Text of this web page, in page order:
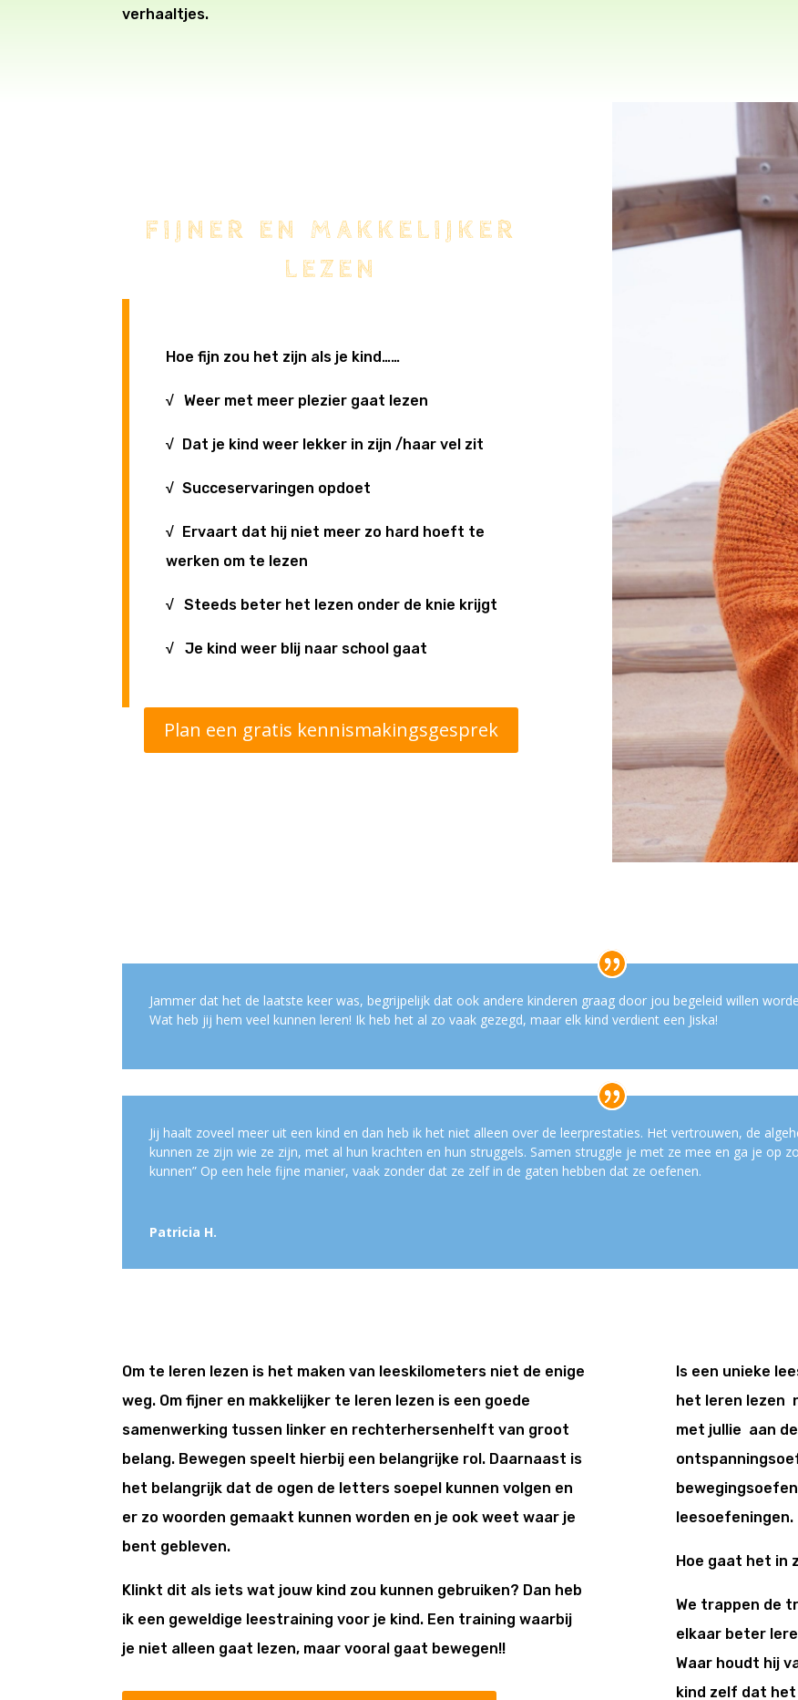
verhaaltjes.
FIJNER EN MAKKELIJKER
LEZEN
Hoe fijn zou het zijn als je kind……
√ Weer met meer plezier gaat lezen
√ Dat je kind weer lekker in zijn /haar vel zit
√Succeservaringen opdoet
√ Ervaart dat hij niet meer zo hard hoeft te
werken om te lezen
√ Steeds beter het lezen onder de knie krijgt
√ Je kind weer blij naar school gaat
Plan een gratis kennismakingsgesprek
Jammer dat het de laatste keer was, begrijpelijk dat ook andere kinderen graag door jou begeleid willen
Wat heb jij hem veel kunnen leren! Ik heb het al zo vaak gezegd, maar elk kind verdient een Jiska!
Jij haalt zoveel meer uit een kind en dan heb ik het niet alleen over de leerprestaties. Het vertrouwen, de
kunnen ze zijn wie ze zijn, met al hun krachten en hun struggels. Samen struggle je met ze mee en ga je op
kunnen” Op een hele fijne manier, vaak zonder dat ze zelf in de gaten hebben dat ze oefenen.
Patricia H.
Om te leren lezen is het maken van leeskilometers niet de enige
weg. Om fijner en makkelijker te leren lezen is een goede
samenwerking tussen linker en rechterhersenhelft van groot
belang. Bewegen speelt hierbij een belangrijke rol. Daarnaast is
het belangrijk dat de ogen de letters soepel kunnen volgen en
er zo woorden gemaakt kunnen worden en je ook weet waar je
bent gebleven.
Klinkt dit als iets wat jouw kind zou kunnen gebruiken? Dan heb
ik een geweldige leestraining voor je kind. Een training waarbij
je niet alleen gaat lezen, maar vooral gaat bewegen!!
Is een unieke
het leren lezen
met jullie aan
leesoefeningen.
Hoe gaat het in
We trappen de
elkaar beter
Waar houdt hij
kind zelf dat